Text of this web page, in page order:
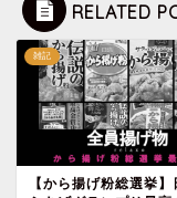
RELATED
雑記
【から揚げ粉総選挙